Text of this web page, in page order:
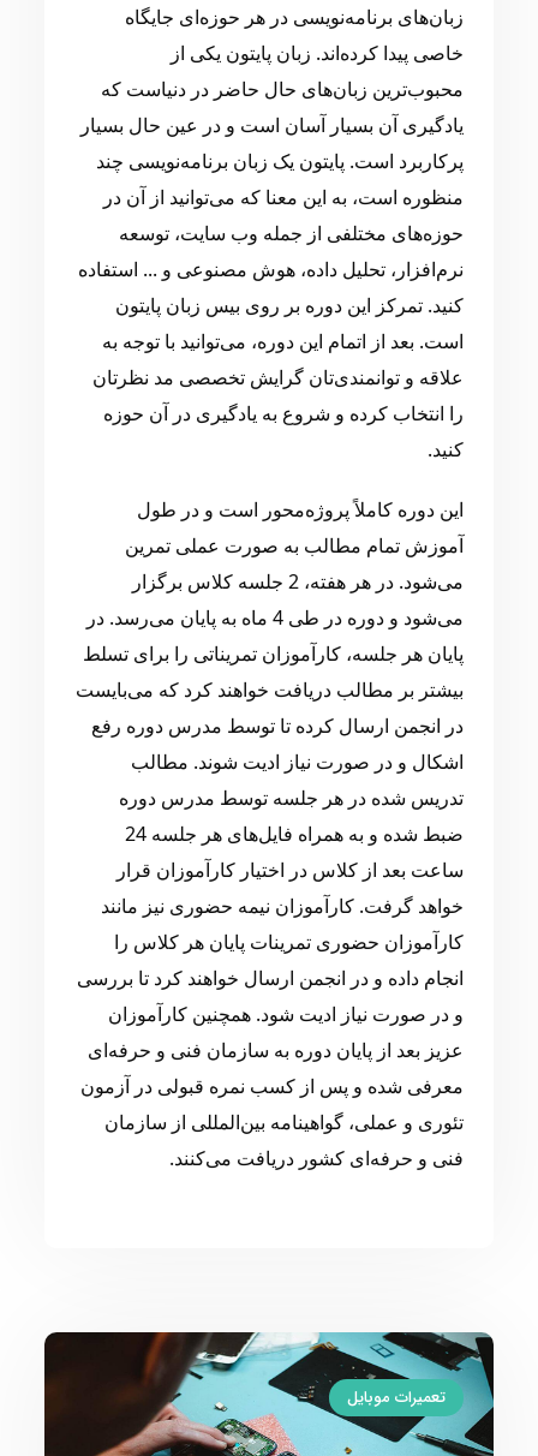
زبان‌های برنامه‌نویسی در هر حوزه‌ای جایگاه
خاصی پیدا کرده‌اند. زبان پایتون یکی از
محبوب‌ترین زبان‌های حال حاضر در دنیاست که
یادگیری آن بسیار آسان است و در عین حال بسیار
پرکاربرد است. پایتون یک زبان برنامه‌نویسی چند
منظوره است، به این معنا که می‌توانید از آن در
حوزه‌های مختلفی از جمله وب سایت، توسعه
نرم‌افزار، تحلیل داده، هوش مصنوعی و ... استفاده
کنید. تمرکز این دوره بر روی بیس زبان پایتون
است. بعد از اتمام این دوره، می‌توانید با توجه به
علاقه و توانمندی‌تان گرایش تخصصی مد نظرتان
را انتخاب کرده و شروع به یادگیری در آن حوزه
کنید.
این دوره کاملاً پروژه‌محور است و در طول
آموزش تمام مطالب به صورت عملی تمرین
می‌شود. در هر هفته، 2 جلسه کلاس برگزار
می‌شود و دوره در طی 4 ماه به پایان می‌رسد. در
پایان هر جلسه، کارآموزان تمریناتی را برای تسلط
بیشتر بر مطالب دریافت خواهند کرد که می‌بایست
در انجمن ارسال کرده تا توسط مدرس دوره رفع
اشکال و در صورت نیاز ادیت شوند. مطالب
تدریس شده در هر جلسه توسط مدرس دوره
ضبط شده و به همراه فایل‌های هر جلسه 24
ساعت بعد از کلاس در اختیار کارآموزان قرار
خواهد گرفت. کارآموزان نیمه حضوری نیز مانند
کارآموزان حضوری تمرینات پایان هر کلاس را
انجام داده و در انجمن ارسال خواهند کرد تا بررسی
و در صورت نیاز ادیت شود. همچنین کارآموزان
عزیز بعد از پایان دوره به سازمان فنی و حرفه‌ای
معرفی شده و پس از کسب نمره قبولی در آزمون
تئوری و عملی، گواهینامه بین‌المللی از سازمان
فنی و حرفه‌ای کشور دریافت می‌کنند.
تعمیرات موبایل